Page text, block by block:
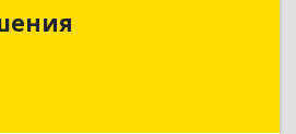
обл, Смоленск г, Большая